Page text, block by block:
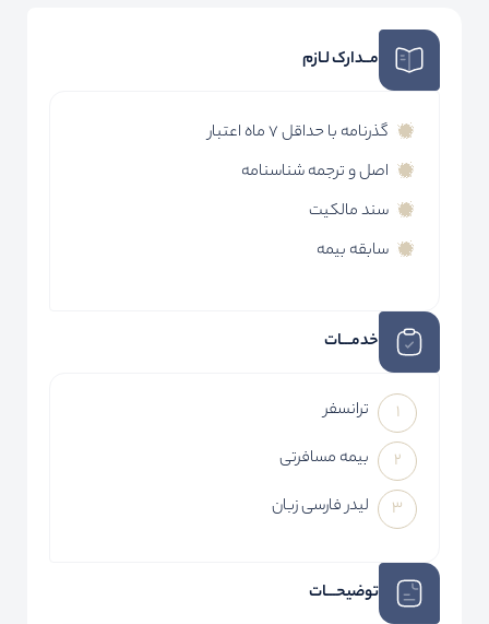
مــدارک لـازم
گذرنامه با حداقل 7 ماه اعتبار
اصل و ترجمه شناسنامه
سند مالکیت
سابقه بیمه
خدمـــات
ترانسفر
بیمه مسافرتی
لیدر فارسی زبان
توضیحـــات